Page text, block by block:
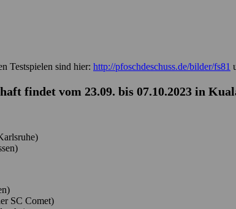
Testspielen sind hier: http://pfoschdeschuss.de/bilder/fs81
findet vom 23.09. bis 07.10.2023 in
SC Comet)